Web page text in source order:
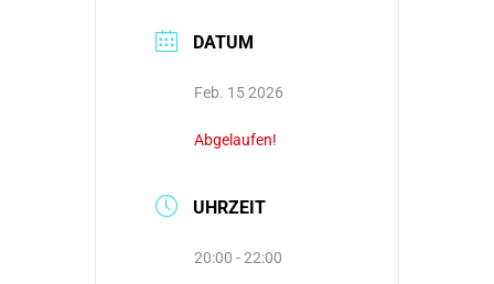
DATUM
Feb. 15 2026
Abgelaufen!
UHRZEIT
20:00 - 22:00